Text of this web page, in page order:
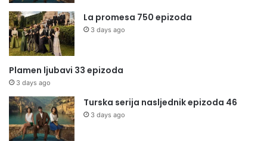
La promesa 750 epizoda
3 days ago
Plamen ljubavi 33 epizoda
3 days ago
Turska serija nasljednik epizoda 46
3 days ago